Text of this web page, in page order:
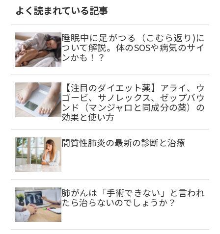
よく読まれている記事
睡眠中に足がつる（こむら返り)に
ついて解説。体のSOSや病気のサイ
ンかも！？
【注目のダイエット薬】アライ、ウ
ゴービ、サノレックス、ゼップバウ
ンド（マンジャロと同成分の薬）の
効果と使い方
間質性肺炎の最新の診断と治療
肺がんは「手術できない」と言われ
たら治らないのでしょうか？